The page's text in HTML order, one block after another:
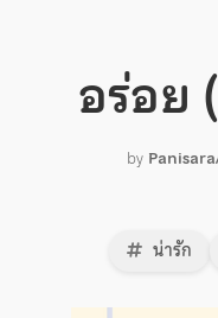
อร่อย
by
น่ารัก